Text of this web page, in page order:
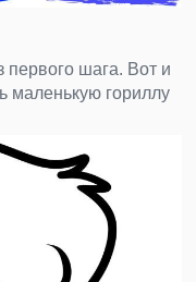
шага. Вот и
маленькую гориллу